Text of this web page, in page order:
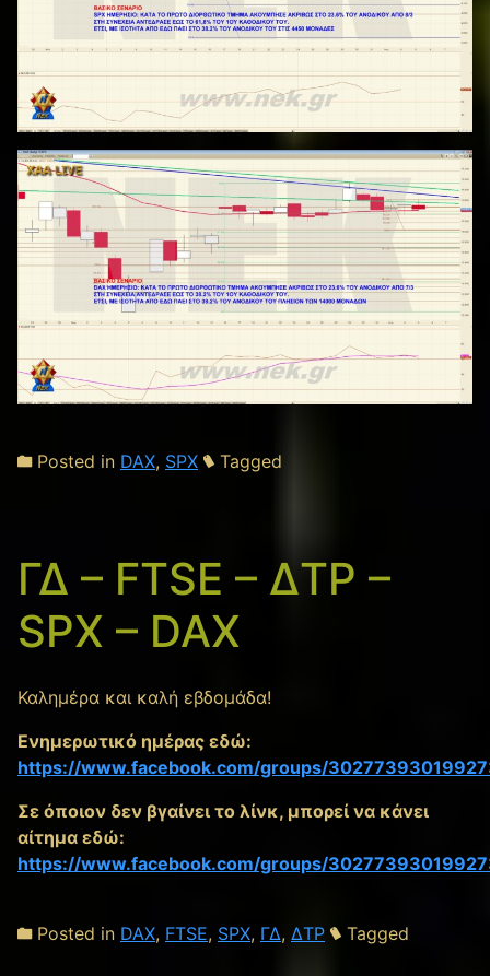
Posted in DAX, SPX Tagged
ΓΔ – FTSE – ΔΤΡ –
SPX – DAX
Καλημέρα και καλή εβδομάδα!
Ενημερωτικό ημέρας εδώ:
https://www.facebook.com/groups/
Σε όποιον δεν βγαίνει το λίνκ, μπορεί να κάνει
αίτημα εδώ:
https://www.facebook.com/groups/
Posted in DAX, FTSE, SPX, ΓΔ, ΔΤΡ Tagged